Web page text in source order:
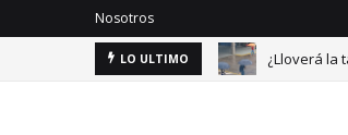
Nosotros
LO ULTIMO ¿Lloverá la